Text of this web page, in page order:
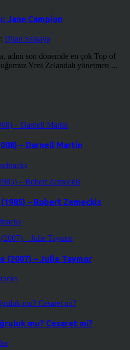
Jane Campion
Dilan Salkaya
adını son dönemde en çok Top of
Yeni Zelandalı yönetmen ...
– Darnell Martin
– Robert Zemeckis
(2007) – Julie Taymor
mu? Cesaret mi?